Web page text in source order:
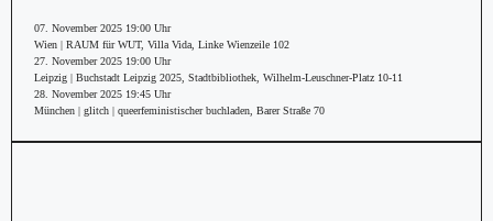
07. November 2025 19:00 Uhr
Wien | RAUM für WUT, Villa Vida, Linke Wienzeile 102
27. November 2025 19:00 Uhr
Leipzig | Buchstadt Leipzig 2025, Stadtbibliothek, Wilhelm-Leuschner-Platz 10-11
28. November 2025 19:45 Uhr
München | glitch | queerfeministischer buchladen, Barer Straße 70